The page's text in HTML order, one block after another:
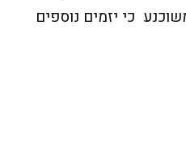
כי יזמים נוספים